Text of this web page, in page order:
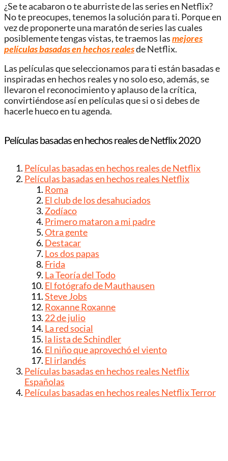
¿Se te acabaron o te aburriste de las series en Netflix?
No te preocupes, tenemos la solución para ti. Porque en
vez de proponerte una maratón de series las cuales
posiblemente tengas vistas, te traemos lasmejores
películas basadas en hechos realesde Netflix.
Las películas que seleccionamos para ti están basadas e
inspiradas en hechos reales y no solo eso, además, se
llevaron el reconocimiento y aplauso de la crítica,
convirtiéndose así en películas que si o si debes de
hacerle hueco en tu agenda.
Películas basadas en hechos reales de Netflix 2020
Películas basadas en hechos reales de Netflix
Películas basadas en hechos reales Netflix
Roma
El club de los desahuciados
Zodíaco
Primero mataron a mi padre
Otra gente
Destacar
Los dos papas
Frida
La Teoría del Todo
El fotógrafo de Mauthausen
Steve Jobs
Roxanne Roxanne
22 de julio
La red social
la lista de Schindler
El niño que aprovechó el viento
El irlandés
Películas basadas en hechos reales Netflix
Españolas
Películas basadas en hechos reales Netflix Terror